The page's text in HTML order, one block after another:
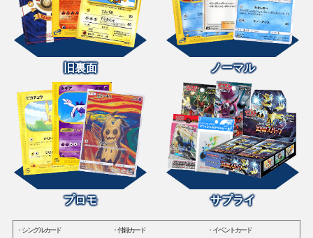
旧裏面 ノーマル
プロモ サプライ
シングルカード 付録カード イベントカード